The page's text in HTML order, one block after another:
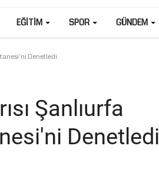
EĞITIM SPOR GÜNDEM
Denetledi
Şanlıurfa
Denetledi